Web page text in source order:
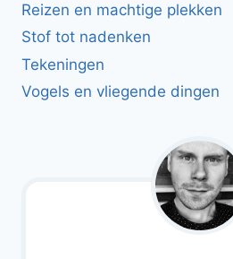
Reizen en machtige plekken
Stof tot nadenken
Tekeningen
Vogels en vliegende dingen